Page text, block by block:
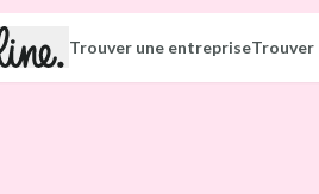
Trouver une entrepriseTrouver